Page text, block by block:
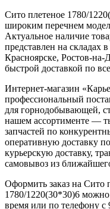
Сито плетеное 1780/
широким перечнем
Актуальное наличие
представлен на складах
Красноярске, Ростов-на-
быстрой доставкой по
Интернет-магазин
профессиональный
для горнодобывающей,
нашем ассортименте —
запчастей по
оперативную доставку
курьерскую доставку,
самовывоз из
Оформить заказ на Сито
1780/1220(30*30)6
время или по телефону